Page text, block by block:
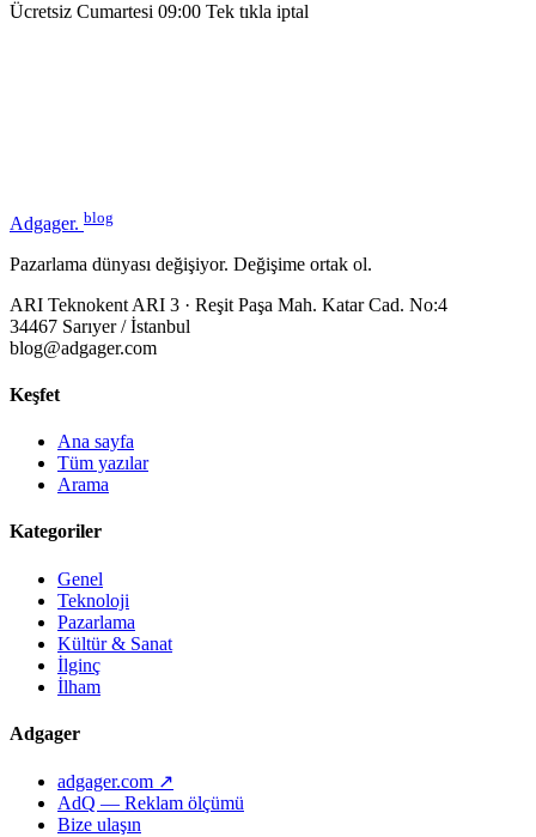
Ücretsiz Cumartesi 09:00 Tek tıkla iptal
Adgager. blog
Pazarlama dünyası değişiyor. Değişime ortak ol.
ARI Teknokent ARI 3 · Reşit Paşa Mah. Katar Cad. No:4
34467 Sarıyer / İstanbul
blog@adgager.com
Keşfet
Ana sayfa
Tüm yazılar
Arama
Kategoriler
Genel
Teknoloji
Pazarlama
Kültür & Sanat
İlginç
İlham
Adgager
adgager.com ↗
AdQ — Reklam ölçümü
Bize ulaşın